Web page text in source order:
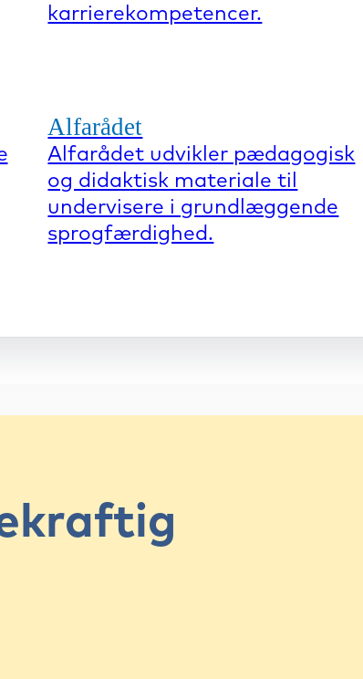
karrierekompetencer.
Alfarådet
Alfarådet udvikler pædagogisk
og didaktisk materiale til
undervisere i grundlæggende
sprogfærdighed.